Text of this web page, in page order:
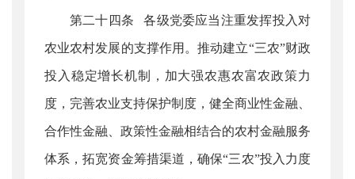
第二十四条 各级党委应当注重发挥投入对
农业农村发展的支撑作用。推动建立“三农”财政
投入稳定增长机制，加大强农惠农富农政策力
度，完善农业支持保护制度，健全商业性金融、
合作性金融、政策性金融相结合的农村金融服务
体系，拓宽资金筹措渠道，确保“三农”投入力度